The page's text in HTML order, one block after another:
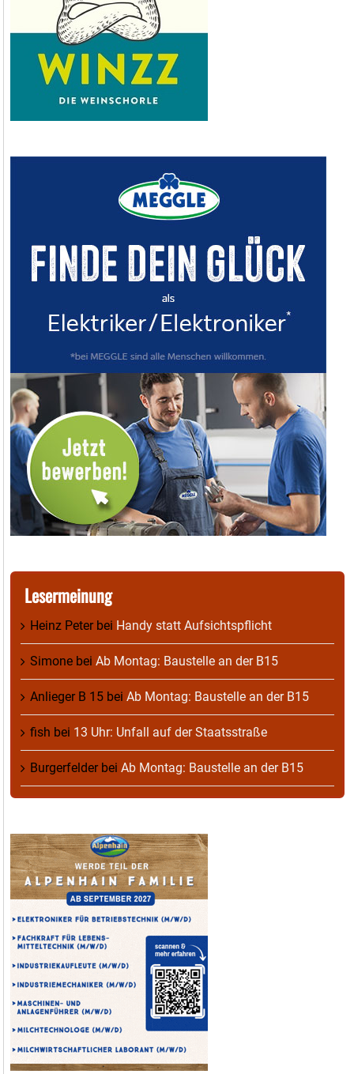
Lesermeinung
Heinz Peterbei Handy statt Aufsichtspflicht
Simone bei Ab Montag: Baustelle an der B15
Anlieger B 15 bei Ab Montag: Baustelle an der B15
fish bei 13 Uhr: Unfall auf der Staatsstraße
Burgerfelderbei Ab Montag: Baustelle an der B15